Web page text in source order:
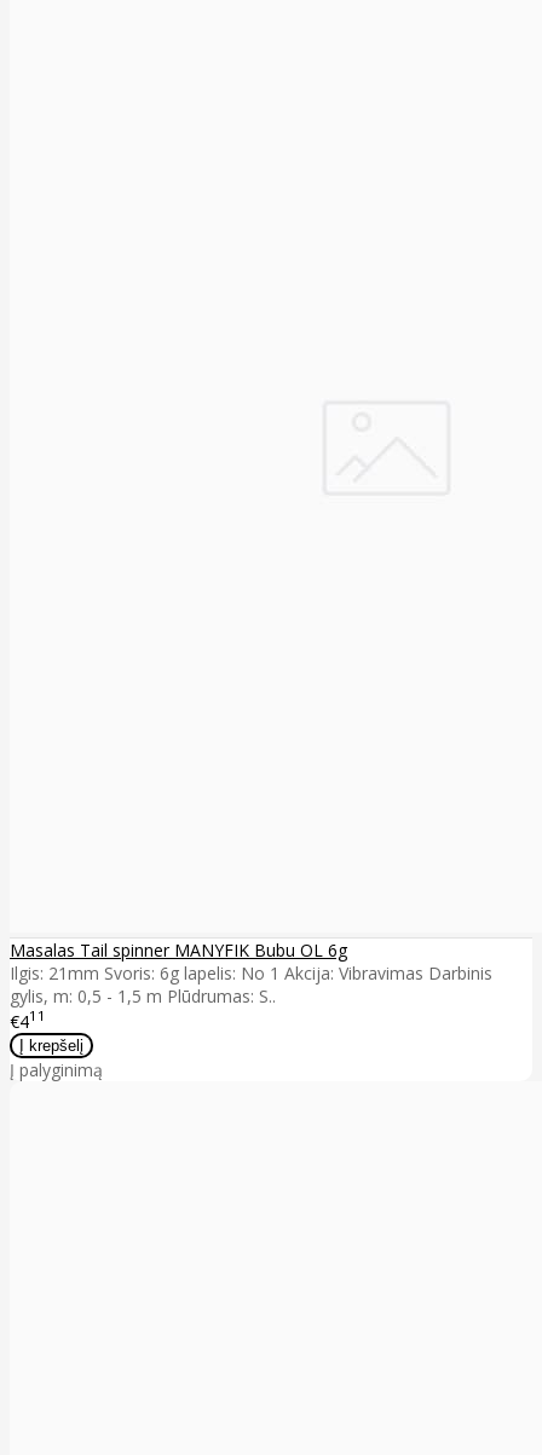
Masalas Tail spinner MANYFIK Bubu OL 6g
Ilgis: 21mm Svoris: 6g lapelis: No 1 Akcija: Vibravimas Darbinis
gylis, m: 0,5 - 1,5 m Plūdrumas: S..
€411
Į palyginimą